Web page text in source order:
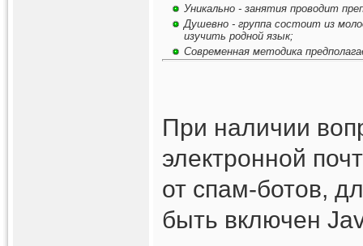
Уникально - занятия проводит
Душевно - группа состоит из
изучить родной язык;
Современная методика
При наличии
электронной
от спам-ботов,
быть включен